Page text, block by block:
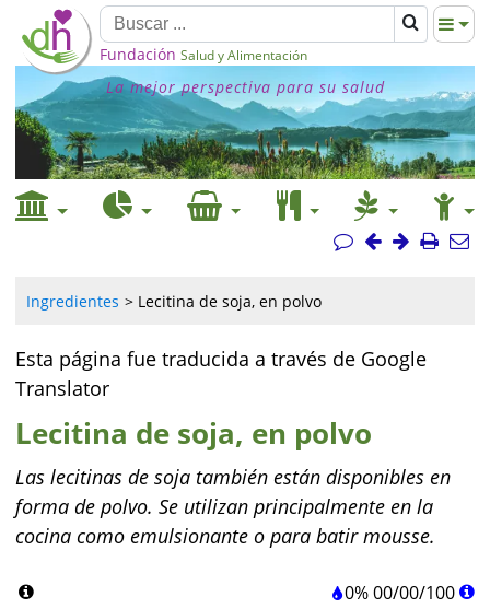
Fundación Salud y Alimentación
La mejor perspectiva para su salud
Ingredientes Lecitina de soja, en polvo
Esta página fue traducida a través de Google
Translator
Lecitina de soja, en polvo
Las lecitinas de soja también están disponibles en
forma de polvo. Se utilizan principalmente en la
cocina como emulsionante o para batir mousse.
0%00/00/100